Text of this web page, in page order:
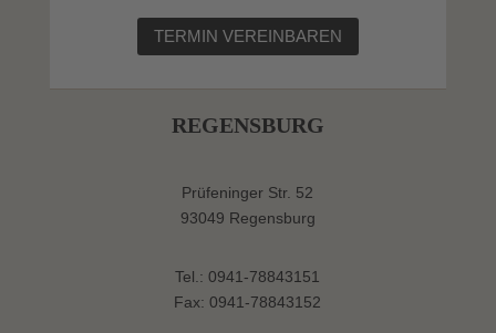
TERMIN VEREINBAREN
REGENSBURG
Prüfeninger Str. 52
93049 Regensburg
Tel.: 0941-78843151
Fax: 0941-78843152